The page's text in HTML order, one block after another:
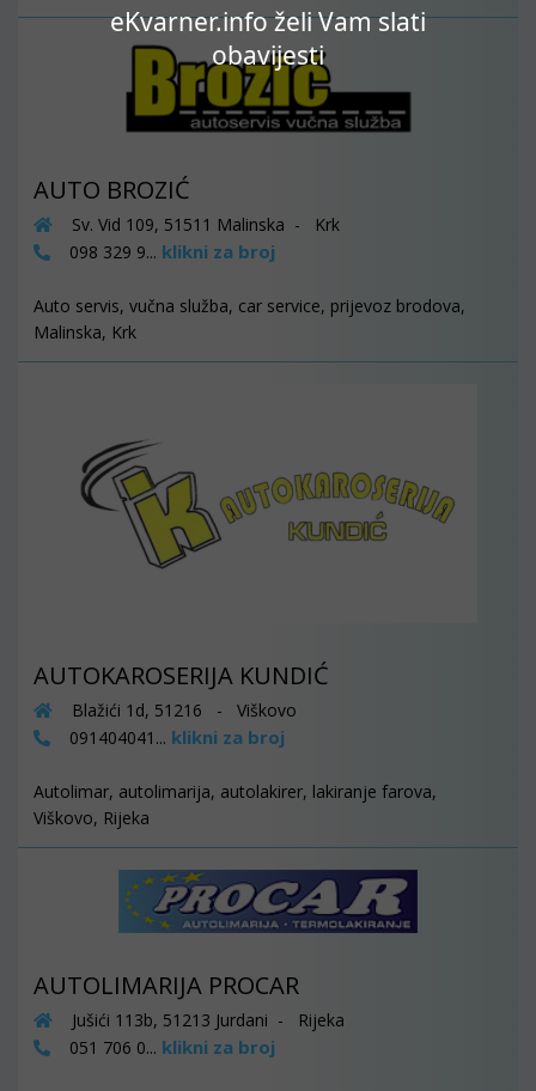
eKvarner.info želi Vam slati
obavijesti
AUTO BROZIĆ
Sv. Vid 109, 51511 Malinska - Krk
098 329 9... klikni za broj
Auto servis, vučna služba, car service, prijevoz brodova,
Malinska, Krk
AUTOKAROSERIJA KUNDIĆ
Blažići 1d, 51216 - Viškovo
091404041... klikni za broj
Autolimar, autolimarija, autolakirer, lakiranje farova,
Viškovo, Rijeka
AUTOLIMARIJA PROCAR
Jušići 113b, 51213 Jurdani - Rijeka
051 706 0... klikni za broj